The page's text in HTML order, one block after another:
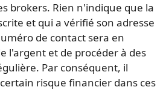
brokers. Rien n'indique que la
et qui a vérifié son adresse
de contact sera en
l'argent et de procéder à des
Par conséquent, il
risque financier dans ces